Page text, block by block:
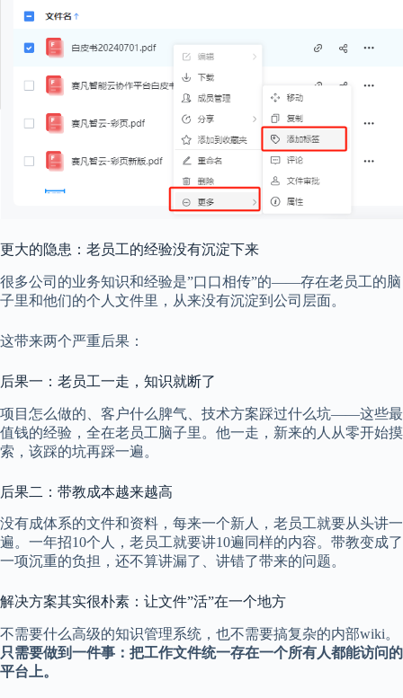
更大的隐患：老员工的经验没有沉淀下来
很多公司的业务知识和经验是”口口相传”的——存在老员工的脑
子里和他们的个人文件里，从来没有沉淀到公司层面。
这带来两个严重后果：
后果一：老员工一走，知识就断了
项目怎么做的、客户什么脾气、技术方案踩过什么坑——这些最
值钱的经验，全在老员工脑子里。他一走，新来的人从零开始摸
索，该踩的坑再踩一遍。
后果二：带教成本越来越高
没有成体系的文件和资料，每来一个新人，老员工就要从头讲一
遍。一年招10个人，老员工就要讲10遍同样的内容。带教变成了
一项沉重的负担，还不算讲漏了、讲错了带来的问题。
解决方案其实很朴素：让文件”活”在一个地方
不需要什么高级的知识管理系统，也不需要搞复杂的内部wiki。
只需要做到一件事：把工作文件统一存在一个所有人都能访问的
平台上。